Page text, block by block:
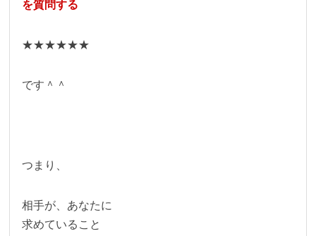
を質問する
★★★★★★
です＾＾
つまり、
相手が、あなたに
求めていること